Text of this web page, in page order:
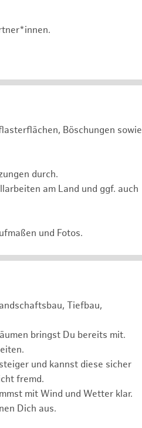
Böschungen sowie
durch.
am Land und ggf. auch
und Fotos.
Tiefbau,
bringst Du bereits mit.
und kannst diese sicher
fremd.
mit Wind und Wetter klar.
Dich aus.